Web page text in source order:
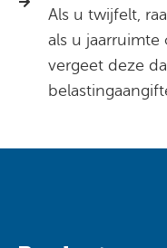
Als u twijfelt,
als u jaarruimte
vergeet deze